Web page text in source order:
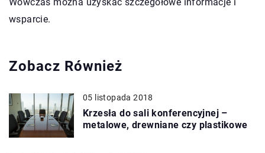
wsparcie.
Zobacz Również
05 listopada 2018
Krzesła do sali konferencyjnej –
metalowe, drewniane czy plastikowe